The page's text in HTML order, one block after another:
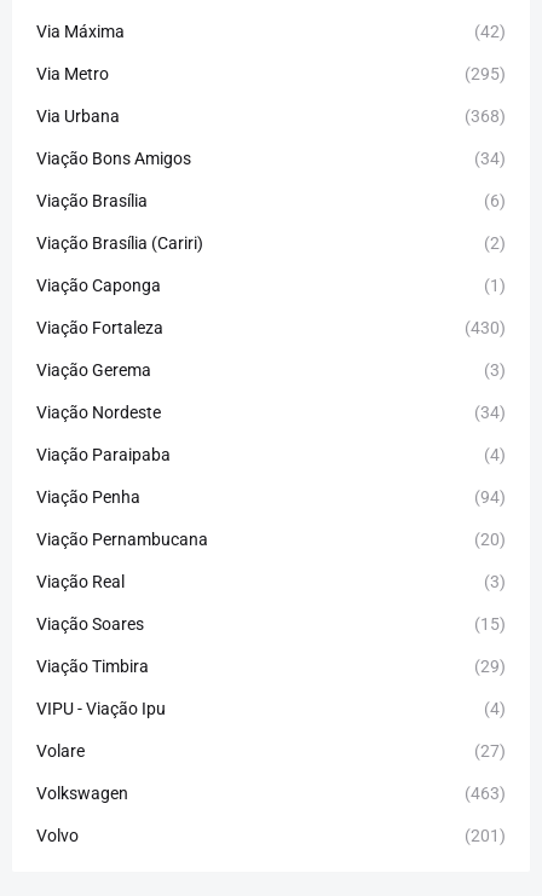
Via Máxima (42)
Via Metro (295)
Via Urbana (368)
Viação Bons Amigos (34)
Viação Brasília (6)
Viação Brasília (Cariri) (2)
Viação Caponga (1)
Viação Fortaleza (430)
Viação Gerema (3)
Viação Nordeste (34)
Viação Paraipaba (4)
Viação Penha (94)
Viação Pernambucana (20)
Viação Real (3)
Viação Soares (15)
Viação Timbira (29)
VIPU - Viação Ipu (4)
Volare (27)
Volkswagen (463)
Volvo (201)